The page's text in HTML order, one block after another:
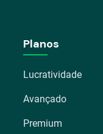
Planos
Lucratividade
Avançado
Premium